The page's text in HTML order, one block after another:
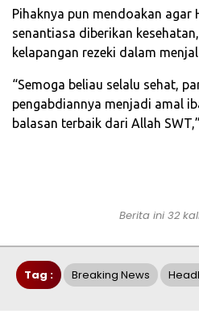
Pihaknya pun mendoakan agar
senantiasa diberikan
kelapangan rezeki dalam
“Semoga beliau selalu sehat,
pengabdiannya menjadi amal
balasan terbaik dari Allah
Berita ini 32
Tag : Breaking News